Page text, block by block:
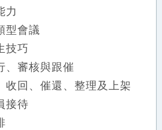
力
型會議
技巧
、審核與跟催
收回、催還、整理及上架
接待